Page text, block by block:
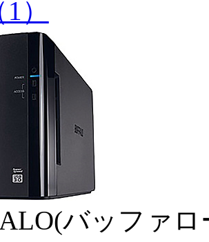
1）
バッファロ